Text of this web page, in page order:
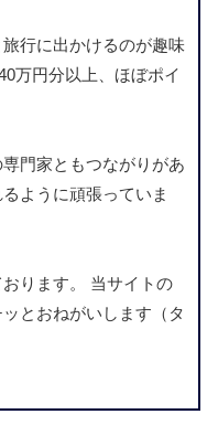
行に出かけるのが趣味
万円分以上、ほぼポイ
門家ともつながりがあ
ように頑張っていま
ります。 当サイトの
とおねがいします（タ